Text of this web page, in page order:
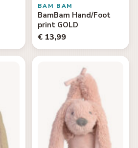
BAM BAM
BamBam Hand/Foot
print GOLD
€ 13,99